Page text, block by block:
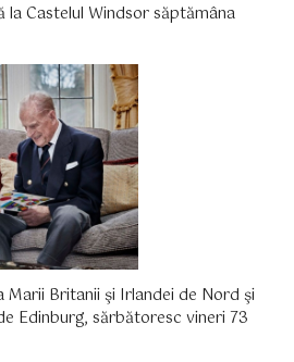
Castelul Windsor săptămâna
Marii Britanii şi Irlandei de Nord şi
Edinburg, sărbătoresc vineri 73